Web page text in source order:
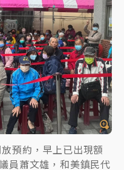
預約，早上已出現額
員蕭文雄，和美鎮民代